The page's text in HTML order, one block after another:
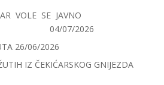
VOLE SE JAVNO
04/07/2026
26/06/2026
IZ ČEKIĆARSKOG GNIJEZDA